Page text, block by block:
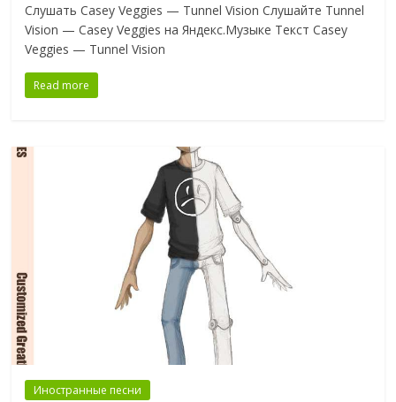
Слушать Casey Veggies — Tunnel Vision Слушайте Tunnel
Vision — Casey Veggies на Яндекс.Музыке Текст Casey
Veggies — Tunnel Vision
Read more
Иностранные песни